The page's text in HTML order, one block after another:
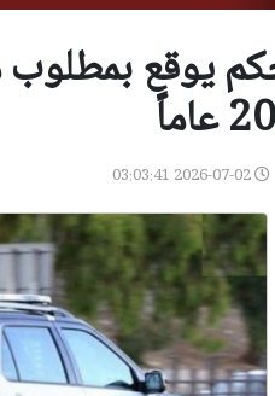
يوقع بمطلوب
2026-07-02 03:03:41